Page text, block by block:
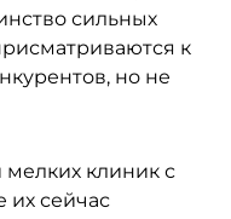
сильных
к
но не
клиник с
их сейчас